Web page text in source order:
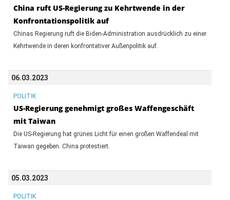
China ruft US-Regierung zu Kehrtwende in der
Konfrontationspolitik auf
Chinas Regierung ruft die Biden-Administration ausdrücklich zu einer
Kehrtwende in deren konfrontativer Außenpolitik auf.
06.03.2023
POLITIK
US-Regierung genehmigt großes Waffengeschäft
mit Taiwan
Die US-Regierung hat grünes Licht für einen großen Waffendeal mit
Taiwan gegeben. China protestiert.
05.03.2023
POLITIK